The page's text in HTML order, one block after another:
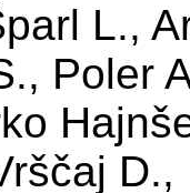
L.,
Poler